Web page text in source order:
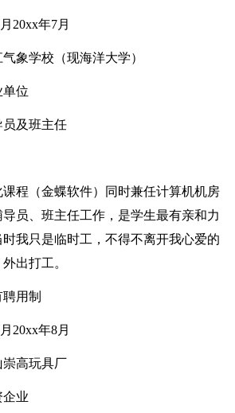
20xx年7月
学校（现海洋大学）
位
及班主任
（金蝶软件）同时兼任计算机机房
员、班主任工作，是学生最有亲和力
我只是临时工，不得不离开我心爱的
出打工。
用制
20xx年8月
高玩具厂
业